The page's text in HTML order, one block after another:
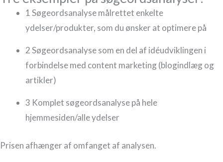
1Søgeordsanalyse målrettet enkelte
ydelser/produkter, som du ønsker at optimere på
2Søgeordsanalyse som en del af idéudviklingen i
forbindelse med content marketing (blogindlæg og
artikler)
3 Komplet søgeordsanalyse på hele
hjemmesiden/alle ydelser
Prisen afhænger af omfanget af analysen.